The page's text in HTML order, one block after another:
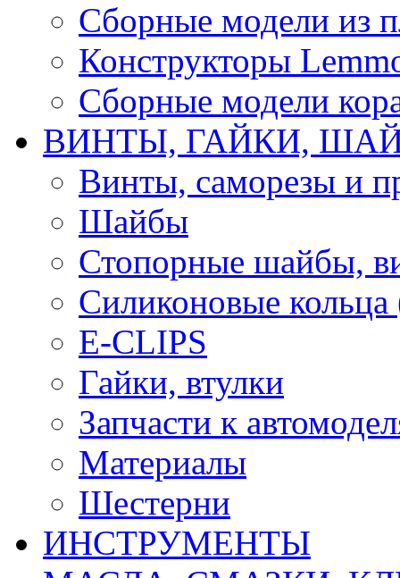
Сборные модели из
Конструкторы
Сборные модели
ВИНТЫ, ГАЙКИ,
Винты, саморезы и
Шайбы
Стопорные шайбы,
Силиконовые
E-CLIPS
Гайки, втулки
Запчасти к
Материалы
Шестерни
ИНСТРУМЕНТЫ